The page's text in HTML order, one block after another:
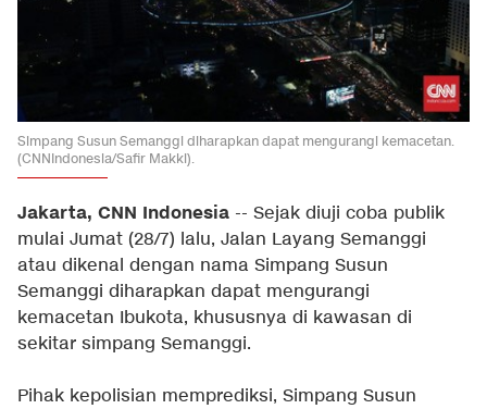
Simpang Susun Semanggi diharapkan dapat mengurangi kemacetan.
(CNNIndonesia/Safir Makki).
Jakarta, CNN Indonesia -- Sejak diuji coba publik
mulai Jumat (28/7) lalu, Jalan Layang Semanggi
atau dikenal dengan nama Simpang Susun
Semanggi diharapkan dapat mengurangi
kemacetan Ibukota, khususnya di kawasan di
sekitar simpang Semanggi.
Pihak kepolisian memprediksi, Simpang Susun